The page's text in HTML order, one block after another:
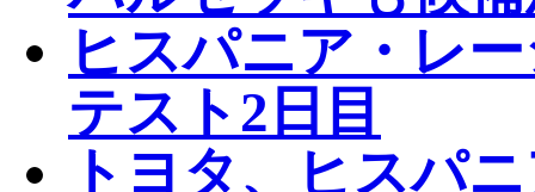
ヒスパニア・レ
テスト2日目
トヨタ、ヒスパ